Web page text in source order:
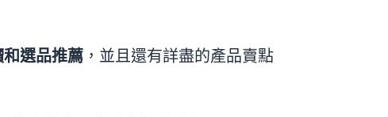
選品推薦 ，並且還有詳盡的產品賣點